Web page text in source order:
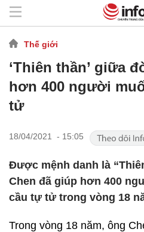
Thế giới
‘Thiên thần’ giữa
hơn 400 người
tử
18/04/2021 - 15:05
Được mệnh danh là
Chen đã giúp hơn 400
cầu tự tử trong vòng 18
Trong vòng 18 năm, ông